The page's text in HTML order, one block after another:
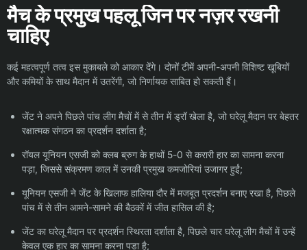
मैच के प्रमुख पहलू जिन पर नज़र रखनी
चाहिए
कई महत्वपूर्ण तत्व इस मुकाबले को आकार देंगे। दोनों टीमें अपनी-अपनी विशिष्ट खूबियों
और कमियों के साथ मैदान में उतरेंगी, जो निर्णायक साबित हो सकती हैं।
जेंट ने अपने पिछले पांच लीग मैचों में से तीन में ड्रॉ खेला है, जो घरेलू मैदान पर बेहतर
रक्षात्मक संगठन का प्रदर्शन दर्शाता है;
रॉयल यूनियन एसजी को क्लब ब्रुग के हाथों 5-0 से करारी हार का सामना करना
पड़ा, जिससे संक्रमण काल ​​में उनकी प्रमुख कमजोरियां उजागर हुईं;
यूनियन एसजी ने जेंट के खिलाफ हालिया दौर में मजबूत प्रदर्शन बनाए रखा है, पिछले
पांच में से तीन आमने-सामने की बैठकों में जीत हासिल की है;
जेंट का घरेलू मैदान पर प्रदर्शन स्थिरता दर्शाता है, पिछले चार घरेलू लीग मैचों में उन्हें
केवल एक हार का सामना करना पड़ा है;